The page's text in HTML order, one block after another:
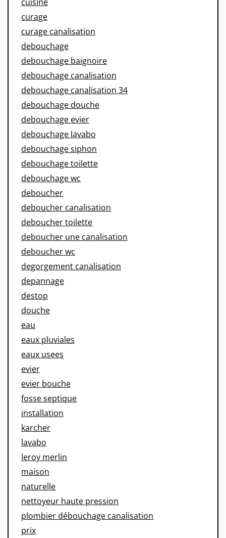
curage
curage canalisation
debouchage
debouchage baignoire
debouchage canalisation
debouchage canalisation 34
debouchage douche
debouchage evier
debouchage lavabo
debouchage siphon
debouchage toilette
debouchage wc
deboucher
deboucher canalisation
deboucher toilette
deboucher une canalisation
deboucher wc
degorgement canalisation
depannage
destop
douche
eau
eaux pluviales
eaux usees
evier
evier bouche
fosse septique
installation
karcher
lavabo
leroy merlin
maison
naturelle
nettoyeur haute pression
plombier débouchage canalisation
prix